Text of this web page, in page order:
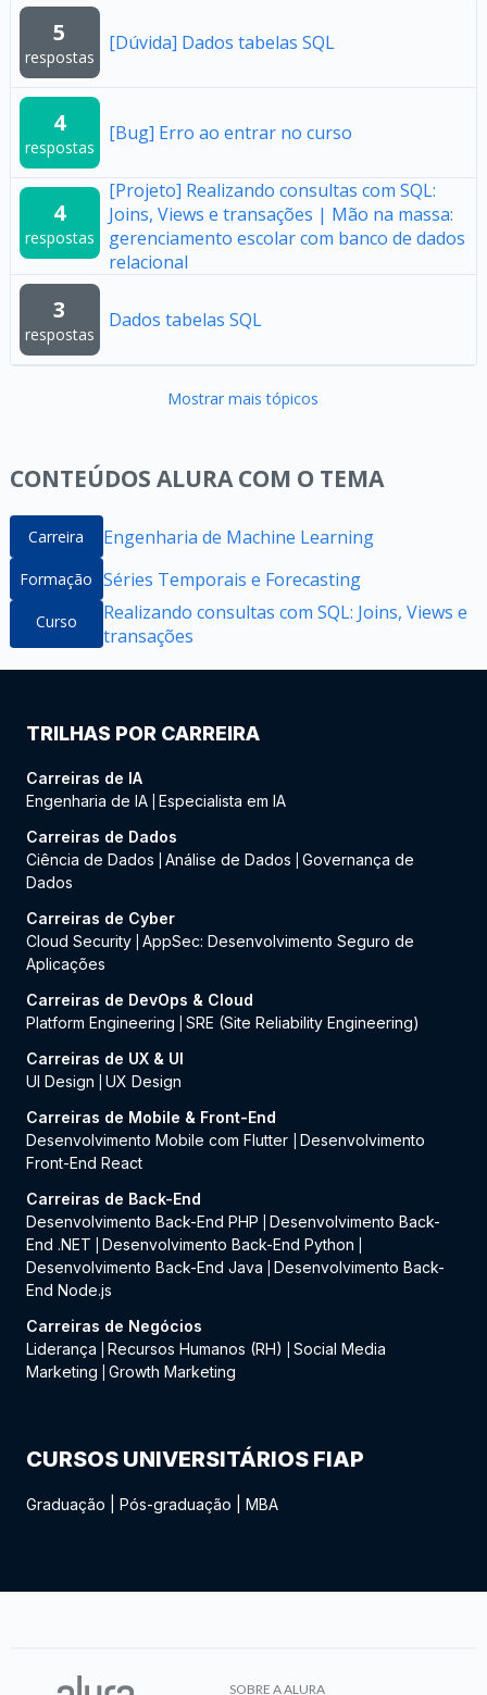
5
respostas
[Dúvida] Dados tabelas SQL
4
respostas
[Bug] Erro ao entrar no curso
4
respostas
[Projeto] Realizando consultas com SQL:
Joins, Views e transações | Mão na massa:
gerenciamento escolar com banco de dados
relacional
3
respostas
Dados tabelas SQL
Mostrar mais tópicos
CONTEÚDOS ALURA COM O TEMA
Carreira Engenharia de Machine Learning
Formação Séries Temporais e Forecasting
Curso
Realizando consultas com SQL: Joins, Views e
transações
TRILHAS POR CARREIRA
Carreiras de IA
Engenharia de IA Especialista em IA
Carreiras de Dados
Ciência de Dados
Análise de Dados
Governança de
Dados
Carreiras de Cyber
Cloud Security AppSec: Desenvolvimento Seguro de
Aplicações
Carreiras de DevOps & Cloud
Platform Engineering
SRE (Site Reliability Engineering)
Carreiras de UX & UI
UI Design
UX Design
Carreiras de Mobile & Front-End
Desenvolvimento Mobile com Flutter
Desenvolvimento
Front-End React
Carreiras de Back-End
Desenvolvimento Back-End PHP
Desenvolvimento Back-
End .NET
Desenvolvimento Back-End Python
Desenvolvimento Back-End Java
Desenvolvimento Back-
End Node.js
Carreiras de Negócios
Liderança
Recursos Humanos (RH)
Social Media
Marketing
Growth Marketing
CURSOS UNIVERSITÁRIOS FIAP
Graduação Pós-graduação MBA
SOBRE A ALURA